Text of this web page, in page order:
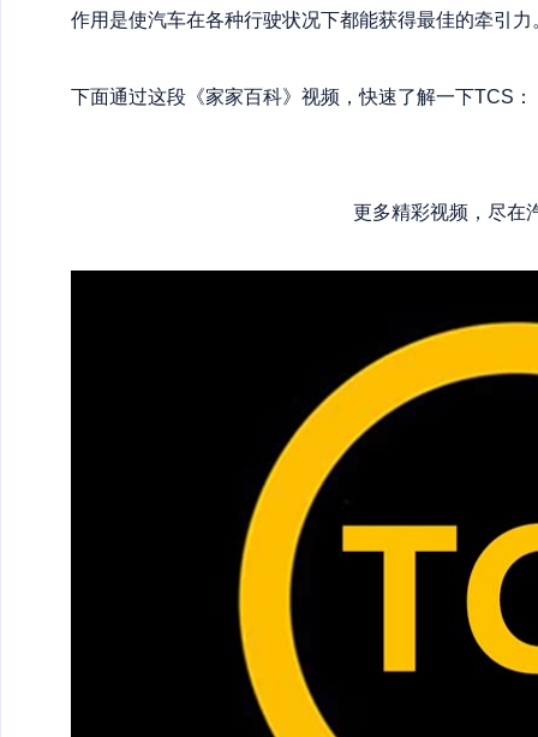
作用是使汽车在各种行驶状况下都能获得最佳的牵引力
下面通过这段《家家百科》视频，快速了解一下TCS：
更多精彩视频，尽在